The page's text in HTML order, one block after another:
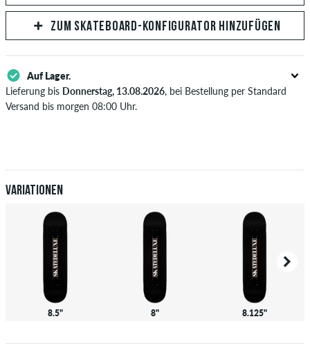
ZUM SKATEBOARD-KONFIGURATOR HINZUFÜGEN
Auf Lager.
Lieferung bis Donnerstag, 13.08.2026, bei Bestellung per Standard
Versand bis morgen 08:00 Uhr.
Zahlung.
Variationen
8.5" 8" 8.125"